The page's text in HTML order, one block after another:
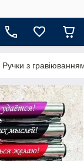
Ручки з